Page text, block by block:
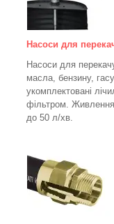
Насоси для
Насоси для
масла, бензину,
укомплектовані
фільтром.
до 50 л/хв.